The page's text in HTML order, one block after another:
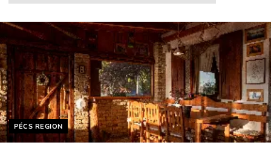
Helyszín címkék:
PÉCS REGION